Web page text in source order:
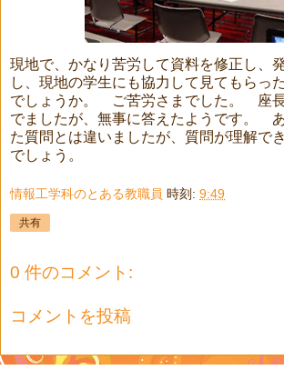
現地で、かなり苦労して資料を修正し、
し、現地の学生にも協力して見てもらっ
でしょうか。 ご苦労さまでした。 座
でましたが、無事に答えたようです。
た質問とは違いましたが、質問が理解で
でしょう。
情報工学科のとある教職員 時刻: 9:49
共有
0 件のコメント:
コメントを投稿